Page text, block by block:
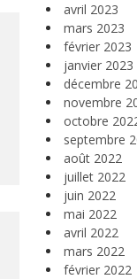
avril 2023
mars 2023
février 2023
janvier 2023
décembre
novembre
octobre
septembre
août 2022
juillet 2022
juin 2022
mai 2022
avril 2022
mars 2022
février 2022